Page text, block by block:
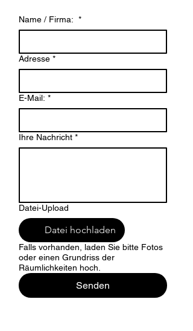
Name / Firma: *
Adresse *
E-Mail: *
Ihre Nachricht *
Datei-Upload
Datei hochladen
Falls vorhanden, laden Sie bitte Fotos
oder einen Grundriss der
Räumlichkeiten hoch.
Senden